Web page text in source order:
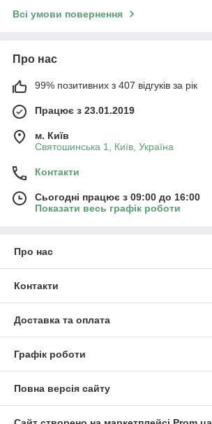
Всі умови повернення
Про нас
99% позитивних з 407 відгуків за рік
Працює з 23.01.2019
м. Київ
Святошинська 1, Київ, Україна
Контакти
Сьогодні працює з 09:00 до 16:00
Показати весь графік роботи
Про нас
Контакти
Доставка та оплата
Графік роботи
Повна версія сайту